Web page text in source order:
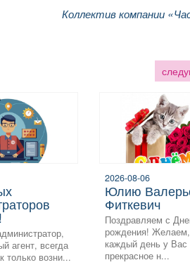
Коллектив компании
агент, всегда
только возни...
2026-08-06
Юлию Валерьевну
Фиткевич
Поздравляем с
рождения!
каждый день у
прекрасное н...